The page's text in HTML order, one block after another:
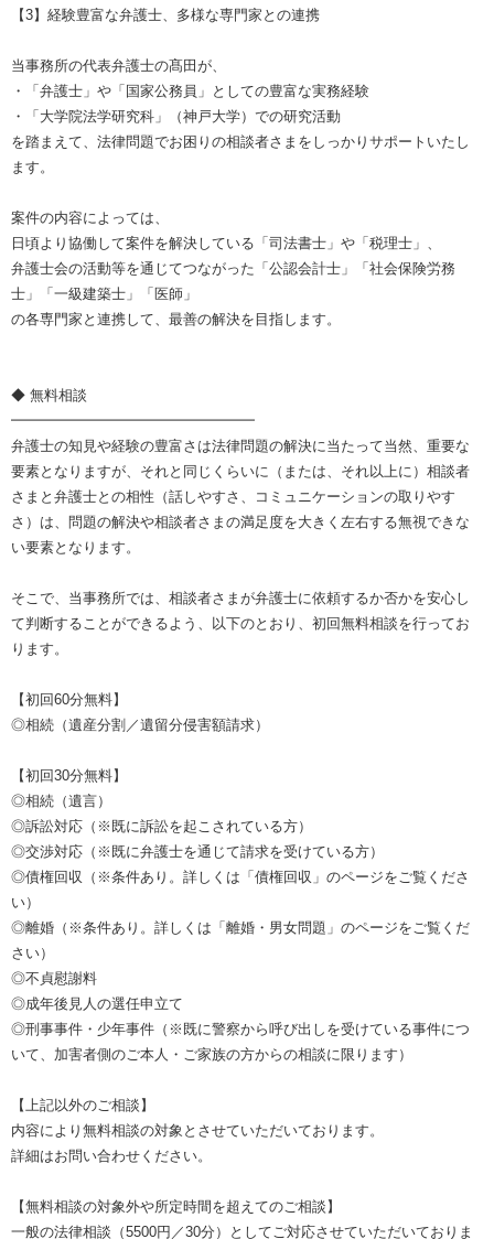
【3】経験豊富な弁護士、多様な専門家との連携
当事務所の代表弁護士の髙田が、
・「弁護士」や「国家公務員」としての豊富な実務経験
・「大学院法学研究科」（神戸大学）での研究活動
を踏まえて、法律問題でお困りの相談者さまをしっかりサポートいたし
ます。
案件の内容によっては、
日頃より協働して案件を解決している「司法書士」や「税理士」、
弁護士会の活動等を通じてつながった「公認会計士」「社会保険労務
士」「一級建築士」「医師」
の各専門家と連携して、最善の解決を目指します。
◆ 無料相談
━━━━━━━━━━━━━━━━━
弁護士の知見や経験の豊富さは法律問題の解決に当たって当然、重要な
要素となりますが、それと同じくらいに（または、それ以上に）相談者
さまと弁護士との相性（話しやすさ、コミュニケーションの取りやす
さ）は、問題の解決や相談者さまの満足度を大きく左右する無視できな
い要素となります。
そこで、当事務所では、相談者さまが弁護士に依頼するか否かを安心し
て判断することができるよう、以下のとおり、初回無料相談を行ってお
ります。
【初回60分無料】
◎相続（遺産分割／遺留分侵害額請求）
【初回30分無料】
◎相続（遺言）
◎訴訟対応（※既に訴訟を起こされている方）
◎交渉対応（※既に弁護士を通じて請求を受けている方）
◎債権回収（※条件あり。詳しくは「債権回収」のページをご覧くださ
い）
◎離婚（※条件あり。詳しくは「離婚・男女問題」のページをご覧くだ
さい）
◎不貞慰謝料
◎成年後見人の選任申立て
◎刑事事件・少年事件（※既に警察から呼び出しを受けている事件につ
いて、加害者側のご本人・ご家族の方からの相談に限ります）
【上記以外のご相談】
内容により無料相談の対象とさせていただいております。
詳細はお問い合わせください。
【無料相談の対象外や所定時間を超えてのご相談】
一般の法律相談（5500円／30分）としてご対応させていただいておりま